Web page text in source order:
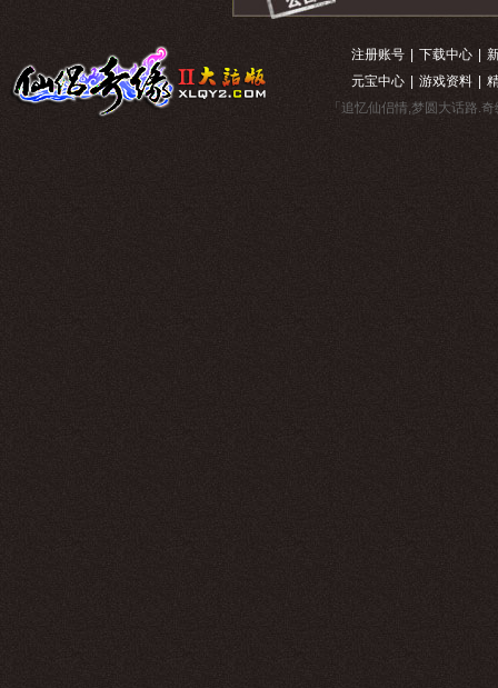
注册账号 下载中心
元宝中心
游戏资料
「追忆仙侣情,梦圆大话路.